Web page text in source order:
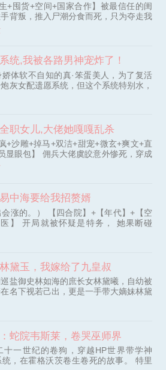
+囤货+空间+国家合作】被最信任的闺
背叛，推入尸潮分食而死，只为夺走我
半块黑面包——这是凌萱的上一世。 当
梦中惊醒，发现自己竟奇迹般重生回到
有选择重蹈单打独斗的覆辙。滔天的恨
恐惧，让她做出了一个颠覆命运的决
一个尘封在记忆深处的红色专线。 “你
国家上交一个无法想象的‘随身仓库’，
于三个月后世界末日的‘预言’。” 从这
的物资洪流正涌入凌萱的空间；当世人
新时代的方舟骗局”时，一座座代号“长
铁雄城已然竣工。 三个月后，红月升
临，尸潮席卷全球！ 当权贵们躲在酒庄
我们已在地下城邦开启热火朝天的生产
城墙之上。这一世，我不要苟活！我要
为我的同胞和我的祖国，在这崩坏的末世
！
统,我被各路男神宠炸了！
体软不自知的真·笨蛋美人，为了复活
灰女配遗愿系统，但这个系统特别水，
金手指，甚至有时连情报都是错的。苏
是简单地做做任务，没想到却在无意间
白月光、校草、影帝、法老、骑士、锦
特种兵、沙特王子……你喜欢的这本书
职女儿,大佬她嘎嘎乱杀
+沙雕+掉马+双洁+甜宠+微玄+爽文+直
显眼包】 佣兵大佬虞皎意外惨死，穿成
后的恋爱脑女儿，为男主逃婚发疯当替
喝出牛马滋味。 一朝剧情解锁，虞皎
百万八，这泼天的富贵儿，她接住了！
他不是“单身”，十七岁大娃叛逆到跟狗
龙凤二娃三娃作精到找猫碰瓷。反派老公
毒心狠，一
中海要给我招赘婿
会涨的。） 【四合院】+【年代】+【空
】 开局就被怀疑是特务， 她果断碰
合院系统， 被她吓跑了！！！ 什么？
大爷！ 怎么不说我是他爹！ 是真的！
自私自利，为了符合剧情，部分信息稍
意请点。 （四合院:易中海要给我招赘
院:侄女当家，易中海乐疯了）
黛玉，我嫁给了九皇叔
盐御史林如海的庶长女林黛曦，自幼被
名下视若己出，更是一手带大嫡妹林黛
宿命，她苦熬十四年想扭转剧情，怎奈
间被天道封印，只能勉强为贾敏母女调
尘封十四年的金手指骤然满级解封！空
泉与冥界弱水，生杀予夺随心；系统万
务全凭自愿，毫无强制惩罚。开局即巅
神级挂，誓要护住林家，改
蛇院韦斯莱，卷哭巫师界
十一世纪的卷狗，穿越HP世界带学神
统，在霍格沃茨卷生卷死的故事。 特里